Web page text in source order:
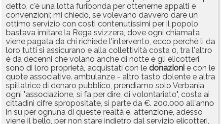
detto, c'è una lotta furibonda per ottenerne appalti e
convenzioni; mi chiedo, se volevano davvero dare un
ottimo servizio con costi contenutissimi per il popolo
bastava imitare la Rega svizzera, dove ogni chiamata
viene pagata da chi richiede l'intervento, ecco perchè li da
loro tutti si assicurano e alla collettività costa 0, tra l'altro
è da decenni che volano anche di notte e gli elicotteri
sono di loro proprietà, acquistati con le donazioni e con le
quote associative. ambulanze - altro tasto dolente e altra
spillatrice di denaro pubblico, prendiamo solo Verbania,
ogni "associazione, si fa per dire, di volontariato", costa ai
cittadini cifre spropositate, si parte da €. 200.000 all'anno
in su per ognuna di queste realtà e, attenzione, adesso
viene il bello, per non stare indietro dal servizio elicotteri,